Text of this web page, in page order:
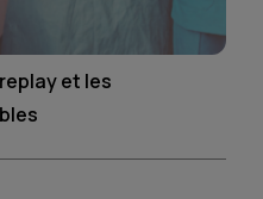
et les